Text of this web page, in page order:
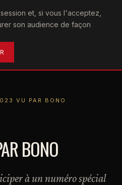
et, si vous l'acceptez,
son audience de façon
VU PAR BONO
BONO
à un numéro spécial